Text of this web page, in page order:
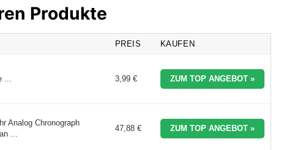
Produkte
PREIS KAUFEN
... 3,99 € ZUM TOP ANGEBOT »
Analog Chronograph
...
47,88 € ZUM TOP ANGEBOT »